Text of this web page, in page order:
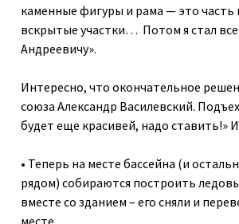
каменные фигуры и рама — это
вскрытые участки… Потом я стал
Андреевичу».
Интересно, что окончательное
союза Александр Василевский.
будет еще красивей, надо ставить!»
• Теперь на месте бассейна (и
рядом) собираются построить
вместе со зданием – его сняли и
месте.